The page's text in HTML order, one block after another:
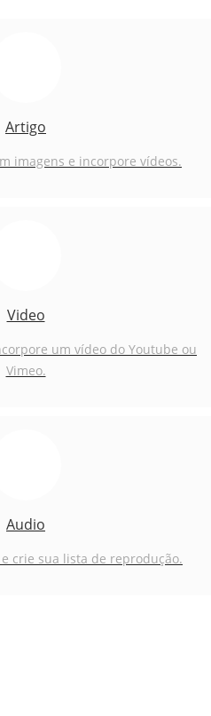
Artigo
imagens e incorpore vídeos.
Video
um vídeo do Youtube ou
Vimeo.
Audio
crie sua lista de reprodução.